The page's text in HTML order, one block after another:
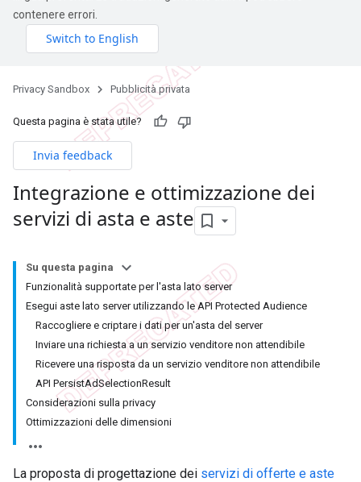
contenere errori.
Privacy Sandbox Pubblicità privata
Questa pagina è stata utile?
Invia feedback
Integrazione e ottimizzazione dei
servizi di asta e aste
Su questa pagina
Funzionalità supportate per l'asta lato server
Esegui aste lato server utilizzando le API Protected Audience
Raccogliere e criptare i dati per un'asta del server
Inviare una richiesta a un servizio venditore non attendibile
Ricevere una risposta da un servizio venditore non attendibile
API PersistAdSelectionResult
Considerazioni sulla privacy
Ottimizzazioni delle dimensioni
La proposta di progettazione dei servizi di offerte e aste